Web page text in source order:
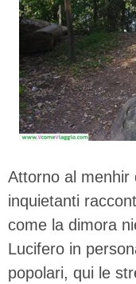
Attorno al menhir
inquietanti
come la dimora
Lucifero in
popolari, qui le